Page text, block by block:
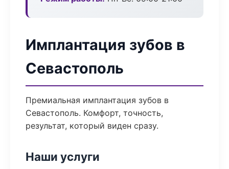
Имплантация зубов в
Севастополь
Премиальная имплантация зубов в
Севастополь. Комфорт, точность,
результат, который виден сразу.
Наши услуги